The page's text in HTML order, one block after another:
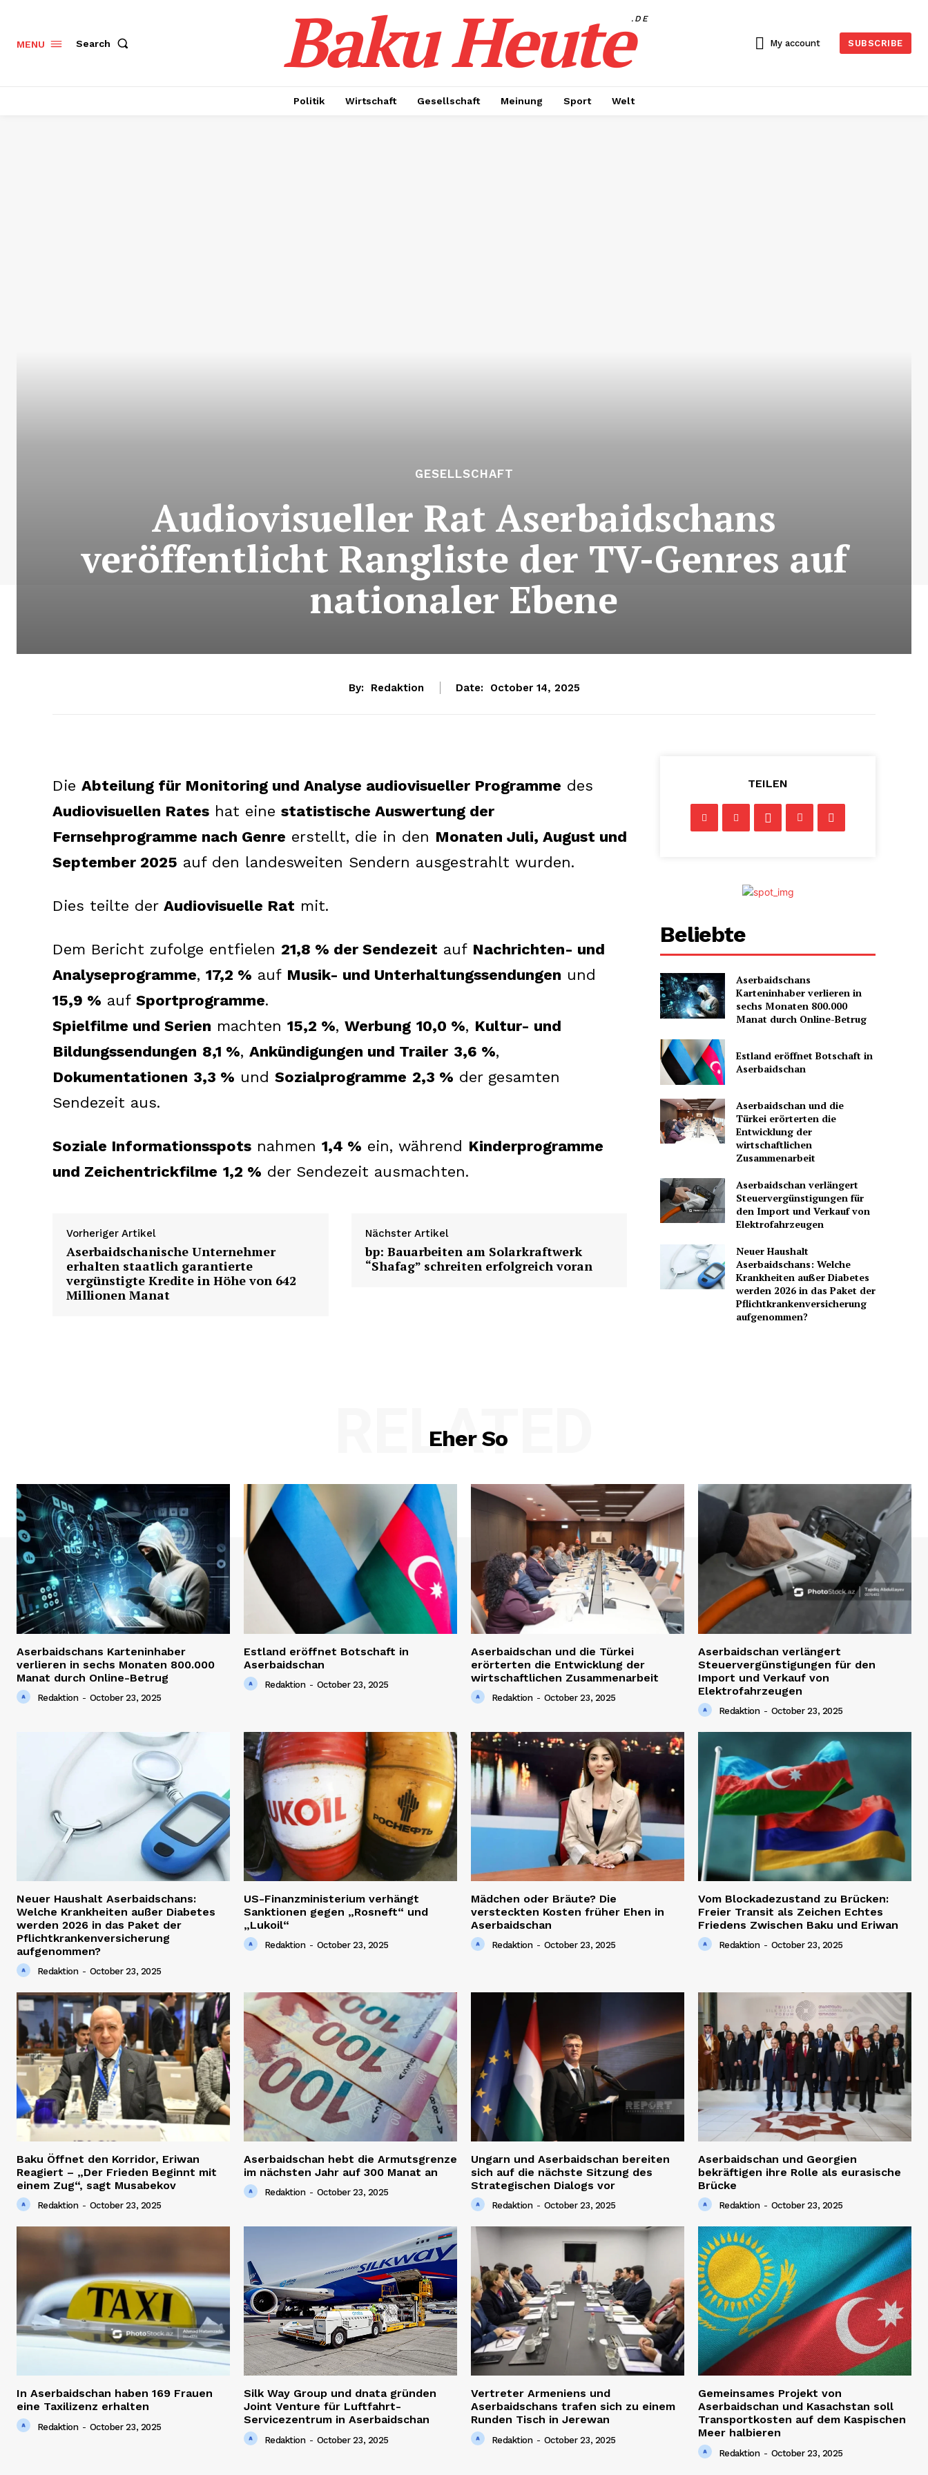
SUBSCRIBE NOW
About us
MENU Search Baku Heute.DE
My account SUBSCRIBE
Politik Wirtschaft Gesellschaft Meinung Sport Welt
GESELLSCHAFT
Audiovisueller Rat Aserbaidschans
veröffentlicht Rangliste der TV-Genres auf
nationaler Ebene
By: Redaktion Date: October 14, 2025
Die Abteilung für Monitoring und Analyse audiovisueller Programme des
Audiovisuellen Rates hat eine statistische Auswertung der
Fernsehprogramme nach Genre erstellt, die in den Monaten Juli, August und
September 2025 auf den landesweiten Sendern ausgestrahlt wurden.
Dies teilte der Audiovisuelle Rat mit.
Dem Bericht zufolge entfielen 21,8 % der Sendezeit auf Nachrichten- und
Analyseprogramme, 17,2 % auf Musik- und Unterhaltungssendungen und
15,9 % auf Sportprogramme.
Spielfilme und Serien machten 15,2 %, Werbung 10,0 %, Kultur- und
Bildungssendungen 8,1 %, Ankündigungen und Trailer 3,6 %,
Dokumentationen 3,3 % und Sozialprogramme 2,3 % der gesamten
Sendezeit aus.
Soziale Informationsspots nahmen 1,4 % ein, während Kinderprogramme
und Zeichentrickfilme 1,2 % der Sendezeit ausmachten.
Vorheriger Artikel
Aserbaidschanische Unternehmer
erhalten staatlich garantierte
vergünstigte Kredite in Höhe von 642
Millionen Manat
Nächster Artikel
bp: Bauarbeiten am Solarkraftwerk
“Shafag” schreiten erfolgreich voran
TEILEN
Beliebte
Aserbaidschans
Karteninhaber verlieren in
sechs Monaten 800.000
Manat durch Online-Betrug
Estland eröffnet Botschaft in
Aserbaidschan
Aserbaidschan und die
Türkei erörterten die
Entwicklung der
wirtschaftlichen
Zusammenarbeit
Aserbaidschan verlängert
Steuervergünstigungen für
den Import und Verkauf von
Elektrofahrzeugen
Neuer Haushalt
Aserbaidschans: Welche
Krankheiten außer Diabetes
werden 2026 in das Paket der
Pflichtkrankenversicherung
aufgenommen?
Eher So
RELATED
Aserbaidschans Karteninhaber
verlieren in sechs Monaten 800.000
Manat durch Online-Betrug
Redaktion - October 23, 2025
Estland eröffnet Botschaft in
Aserbaidschan
Redaktion - October 23, 2025
Aserbaidschan und die Türkei
erörterten die Entwicklung der
wirtschaftlichen Zusammenarbeit
Redaktion - October 23, 2025
Aserbaidschan verlängert
Steuervergünstigungen für den
Import und Verkauf von
Elektrofahrzeugen
Redaktion - October 23, 2025
Neuer Haushalt Aserbaidschans:
Welche Krankheiten außer Diabetes
werden 2026 in das Paket der
Pflichtkrankenversicherung
aufgenommen?
Redaktion - October 23, 2025
US-Finanzministerium verhängt
Sanktionen gegen „Rosneft“ und
„Lukoil“
Redaktion - October 23, 2025
Mädchen oder Bräute? Die
versteckten Kosten früher Ehen in
Aserbaidschan
Redaktion - October 23, 2025
Vom Blockadezustand zu Brücken:
Freier Transit als Zeichen Echtes
Friedens Zwischen Baku und Eriwan
Redaktion - October 23, 2025
Baku Öffnet den Korridor, Eriwan
Reagiert – „Der Frieden Beginnt mit
einem Zug“, sagt Musabekov
Redaktion - October 23, 2025
Aserbaidschan hebt die Armutsgrenze
im nächsten Jahr auf 300 Manat an
Redaktion - October 23, 2025
Ungarn und Aserbaidschan bereiten
sich auf die nächste Sitzung des
Strategischen Dialogs vor
Redaktion - October 23, 2025
Aserbaidschan und Georgien
bekräftigen ihre Rolle als eurasische
Brücke
Redaktion - October 23, 2025
In Aserbaidschan haben 169 Frauen
eine Taxilizenz erhalten
Redaktion - October 23, 2025
Silk Way Group und dnata gründen
Joint Venture für Luftfahrt-
Servicezentrum in Aserbaidschan
Redaktion - October 23, 2025
Vertreter Armeniens und
Aserbaidschans trafen sich zu einem
Runden Tisch in Jerewan
Redaktion - October 23, 2025
Gemeinsames Projekt von
Aserbaidschan und Kasachstan soll
Transportkosten auf dem Kaspischen
Meer halbieren
Redaktion - October 23, 2025